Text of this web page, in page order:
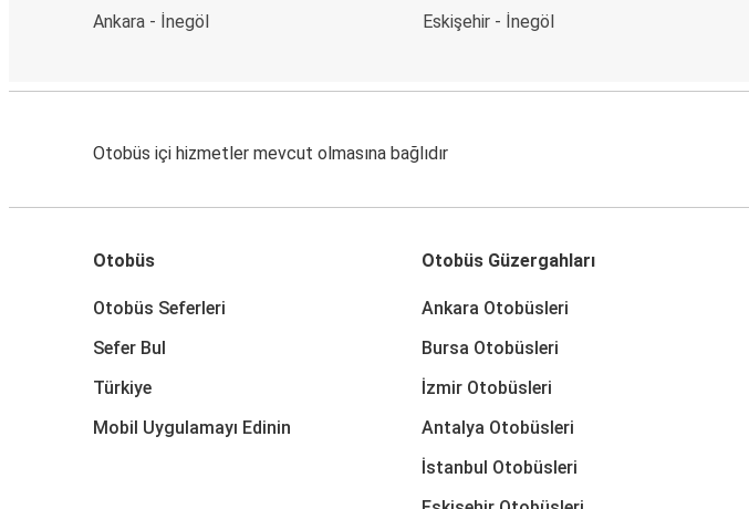
Ankara - İnegöl
Eskişehir - İnegöl
Otobüs içi hizmetler mevcut olmasına bağlıdır
Otobüs
Otobüs Seferleri
Sefer Bul
Türkiye
Mobil Uygulamayı Edinin
Otobüs Güzergahları
Ankara Otobüsleri
Bursa Otobüsleri
İzmir Otobüsleri
Antalya Otobüsleri
İstanbul Otobüsleri